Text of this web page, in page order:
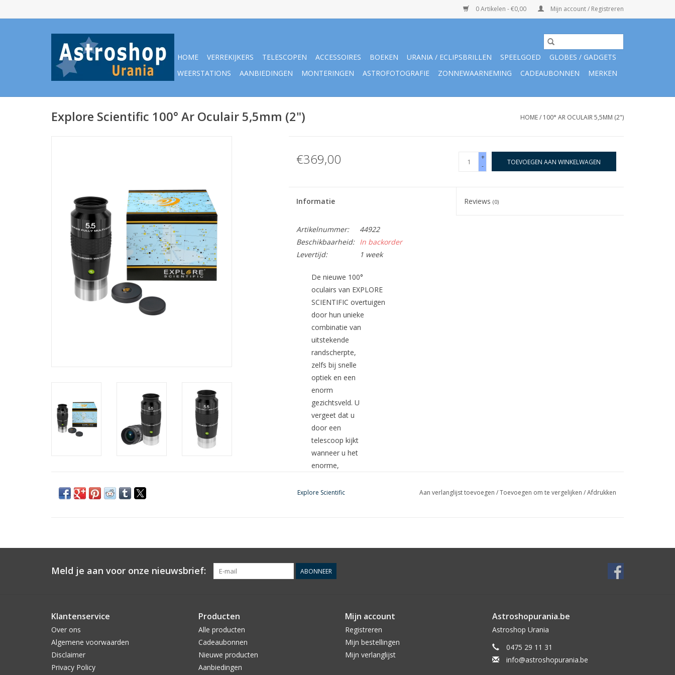
0 Artikelen - €0,00 Mijn account / Registreren
HOME VERREKIJKERS TELESCOPEN ACCESSOIRES BOEKEN URANIA / ECLIPSBRILLEN SPEELGOED
GLOBES / GADGETS
WEERSTATIONS
AANBIEDINGEN MONTERINGEN ASTROFOTOGRAFIE ZONNEWAARNEMING CADEAUBONNEN MERKEN
Explore Scientific 100° Ar Oculair 5,5mm (2") HOME/ 100° AR OCULAIR 5,5MM (2")
€369,00
+
-
TOEVOEGEN AAN WINKELWAGEN
Informatie Reviews(0)
Artikelnummer:
44922
Beschikbaarheid:
In backorder
Levertijd:
1 week
De nieuwe 100°
oculairs van EXPLORE
SCIENTIFIC overtuigen
door hun unieke
combinatie van
uitstekende
randscherpte,
zelfs bij snelle
optiek en een
enorm
gezichtsveld. U
vergeet dat u
door een
telescoop kijkt
wanneer u het
enorme,
onbeperkte
Dankzij het
perfecte
verscheidenheid
aan moderne
glasmaterialen
bereiken de
Explore Scientific Aan verlanglijst toevoegen /Toevoegen om te vergelijken /Afdrukken
Meld je aan voor onze nieuwsbrief: ABONNEER
Klantenservice
Over ons
Algemene voorwaarden
Disclaimer
Privacy Policy
Producten
Alle producten
Cadeaubonnen
Nieuwe producten
Aanbiedingen
Mijn account
Registreren
Mijn bestellingen
Mijn verlanglijst
Astroshopurania.be
Astroshop Urania
0475 29 11 31
info@astroshopurania.be